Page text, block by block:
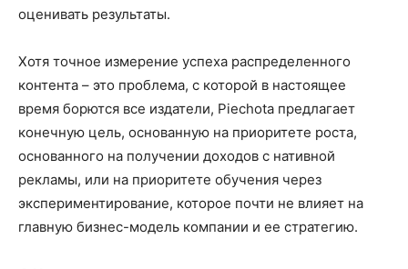
оценивать результаты.
Хотя точное измерение успеха распределенного
контента – это проблема, с которой в настоящее
время борются все издатели, Piechota предлагает
конечную цель, основанную на приоритете роста,
основанного на получении доходов с нативной
рекламы, или на приоритете обучения через
экспериментирование, которое почти не влияет на
главную бизнес-модель компании и ее стратегию.